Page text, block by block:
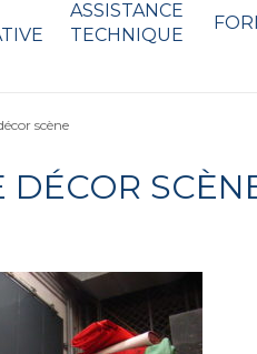
ASSISTANCE
TECHNIQUE
scène
DÉCOR